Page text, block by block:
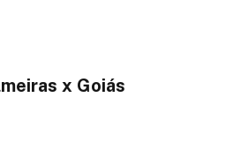
x Goiás